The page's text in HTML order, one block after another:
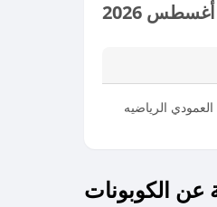
2026
الرياضيه
عن الكوبونات